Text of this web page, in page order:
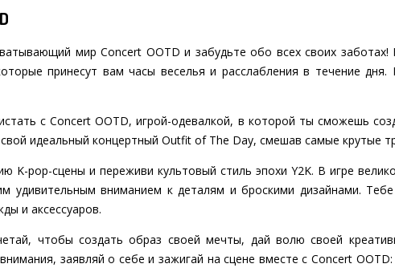
мир Concert OOTD и забудьте обо всех своих
принесут вам часы веселья и расслабления в течение
с Concert OOTD, игрой-одевалкой, в которой ты сможешь
идеальный концертный Outfit of The Day, смешав самые крутые
K-pop-сцены и переживи культовый стиль эпохи Y2K. В игре
удивительным вниманием к деталям и броскими дизайнами.
и аксессуаров.
чтобы создать образ своей мечты, дай волю своей
заявляй о себе и зажигай на сцене вместе с Concert